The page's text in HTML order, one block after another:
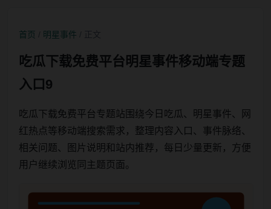
首页 明星事件
吃瓜下载免费平台明星事件移动端专题
入口9
吃瓜下载免费平台专题站围绕今日吃瓜、明星事件、网
红热点等移动端搜索需求，整理内容入口、事件脉络、
相关问题、图片说明和站内推荐，每日少量更新，方便
用户继续浏览同主题页面。